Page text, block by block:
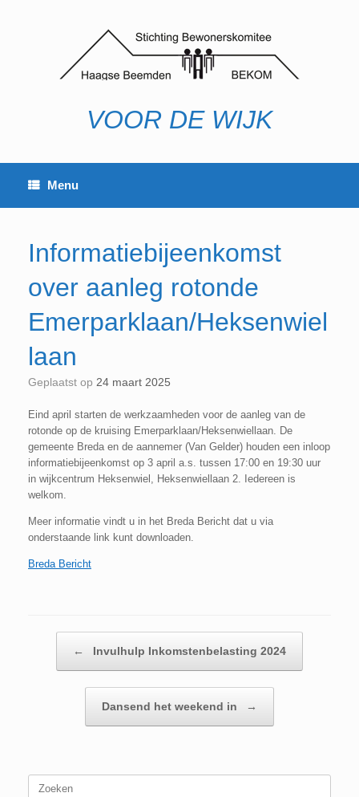
VOOR DE WIJK
Menu
Informatiebijeenkomst
over aanleg rotonde
Emerparklaan/Heksenwiel
laan
Geplaatst op 24 maart 2025
Eind april starten de werkzaamheden voor de aanleg van de
rotonde op de kruising Emerparklaan/Heksenwiellaan. De
gemeente Breda en de aannemer (Van Gelder) houden een inloop
informatiebijeenkomst op 3 april a.s. tussen 17:00 en 19:30 uur
in wijkcentrum Heksenwiel, Heksenwiellaan 2. Iedereen is
welkom.
Meer informatie vindt u in het Breda Bericht dat u via
onderstaande link kunt downloaden.
Breda Bericht
← Invulhulp Inkomstenbelasting 2024
Dansend het weekend in →
Zoeken